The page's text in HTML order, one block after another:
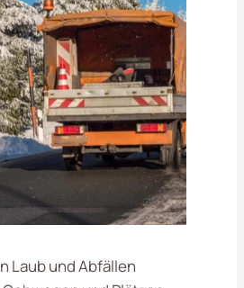
Laub und Abfällen